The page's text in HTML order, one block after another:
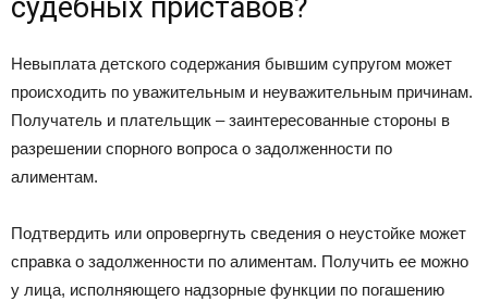
судебных приставов?
Невыплата детского содержания бывшим супругом может
происходить по уважительным и неуважительным причинам.
Получатель и плательщик – заинтересованные стороны в
разрешении спорного вопроса о задолженности по
алиментам.
Подтвердить или опровергнуть сведения о неустойке может
справка о задолженности по алиментам. Получить ее можно
у лица, исполняющего надзорные функции по погашению